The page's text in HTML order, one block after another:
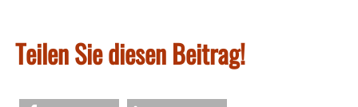
Teilen Sie diesen Beitrag!